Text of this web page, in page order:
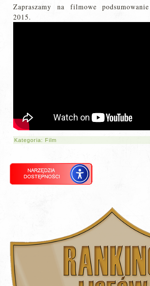
Zapraszamy na filmowe
2015.
Kategoria: Film